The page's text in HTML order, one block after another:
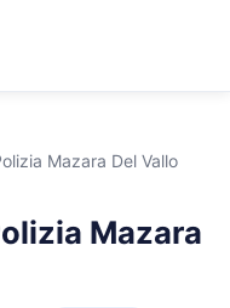
Mazara Del Vallo
Mazara